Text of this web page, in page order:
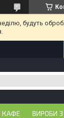
будуть
КАФЕ ВИРОБИ